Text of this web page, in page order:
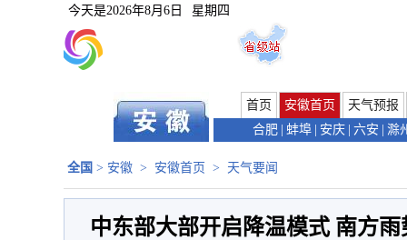
今天是2026年8月6日 星期四
首页 安徽首页
天气预报
合肥 蚌埠 安庆 六安 滁
全国 > 安徽 > 安徽首页 > 天气要闻
中东部大部开启降温模式 南方